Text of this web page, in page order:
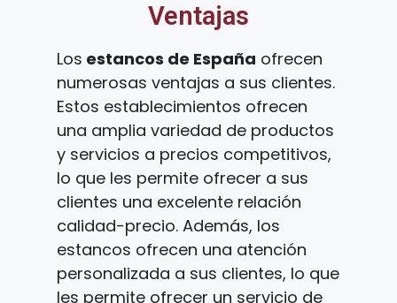
Ventajas
Los estancos de España ofrecen
numerosas ventajas a sus clientes.
Estos establecimientos ofrecen
una amplia variedad de productos
y servicios a precios competitivos,
lo que les permite ofrecer a sus
clientes una excelente relación
calidad-precio. Además, los
estancos ofrecen una atención
personalizada a sus clientes, lo que
les permite ofrecer un servicio de